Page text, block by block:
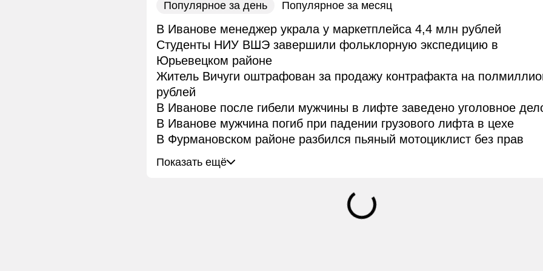
Популярное за день Популярное за месяц
В Иванове менеджер украла у маркетплейса 4,4 млн рублей
Студенты НИУ ВШЭ завершили фольклорную экспедицию в
Юрьевецком районе
Житель Вичуги оштрафован за продажу контрафакта на
рублей
В Иванове после гибели мужчины в лифте заведено уголовное
В Иванове мужчина погиб при падении грузового лифта в цехе
В Фурмановском районе разбился пьяный мотоциклист без прав
Показать ещё